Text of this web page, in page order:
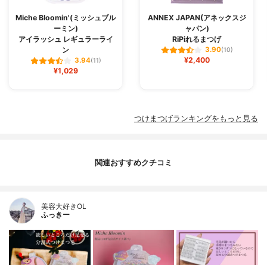
Miche Bloomin'(ミッシュブル
ーミン)
アイラッシュ レギュラーライ
ン
3.94(11)
¥1,029
ANNEX JAPAN(アネックスジ
ャパン)
RiPiれるまつげ
3.90(10)
¥2,400
つけまつげランキングをもっと見る
関連おすすめクチコミ
美容大好きOL
ふっきー